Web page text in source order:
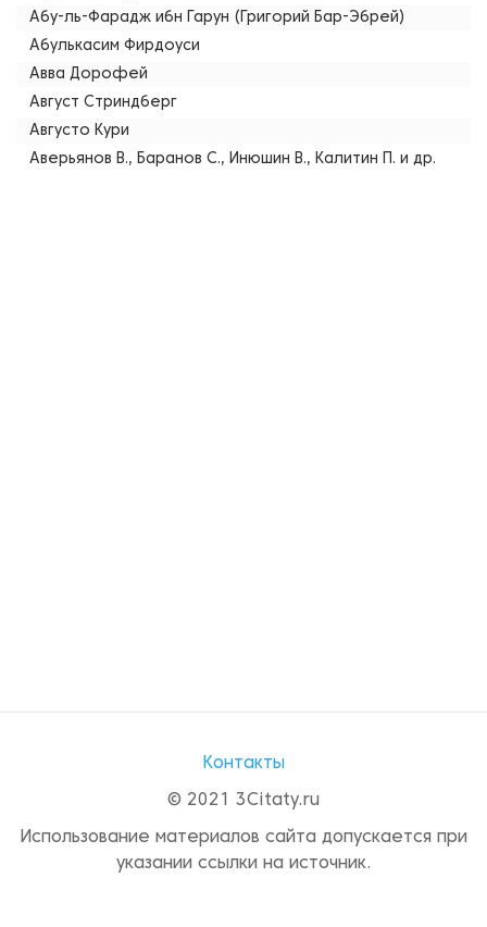
Абу-ль-Фарадж ибн Гарун (Григорий Бар-Эбрей)
Абулькасим Фирдоуси
Авва Дорофей
Август Стриндберг
Августо Кури
Аверьянов В., Баранов С., Инюшин В., Калитин П. и др.
Контакты
© 2021 3Citaty.ru
Использование материалов сайта допускается при
указании ссылки на источник.